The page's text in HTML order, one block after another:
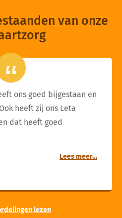
van onze
ons goed bijgestaan en
heeft zij ons Leta
dat heeft goed
Lees meer…
lezen